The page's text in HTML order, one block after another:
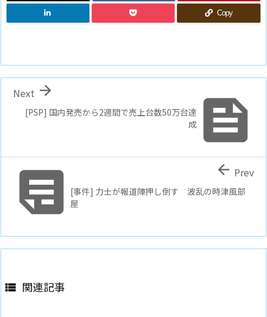
Copy

[PSP] 国内発売から2週間で売上台数50万台達
成

Next
[事件] 力士が報道陣押し倒す 波乱の時津風部
屋
 Prev
 関連記事